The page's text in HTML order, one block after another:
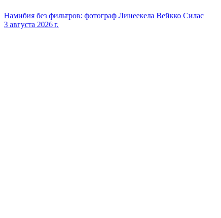
Намибия без фильтров: фотограф Линеекела Вейкко Силас
3 августа 2026 г.